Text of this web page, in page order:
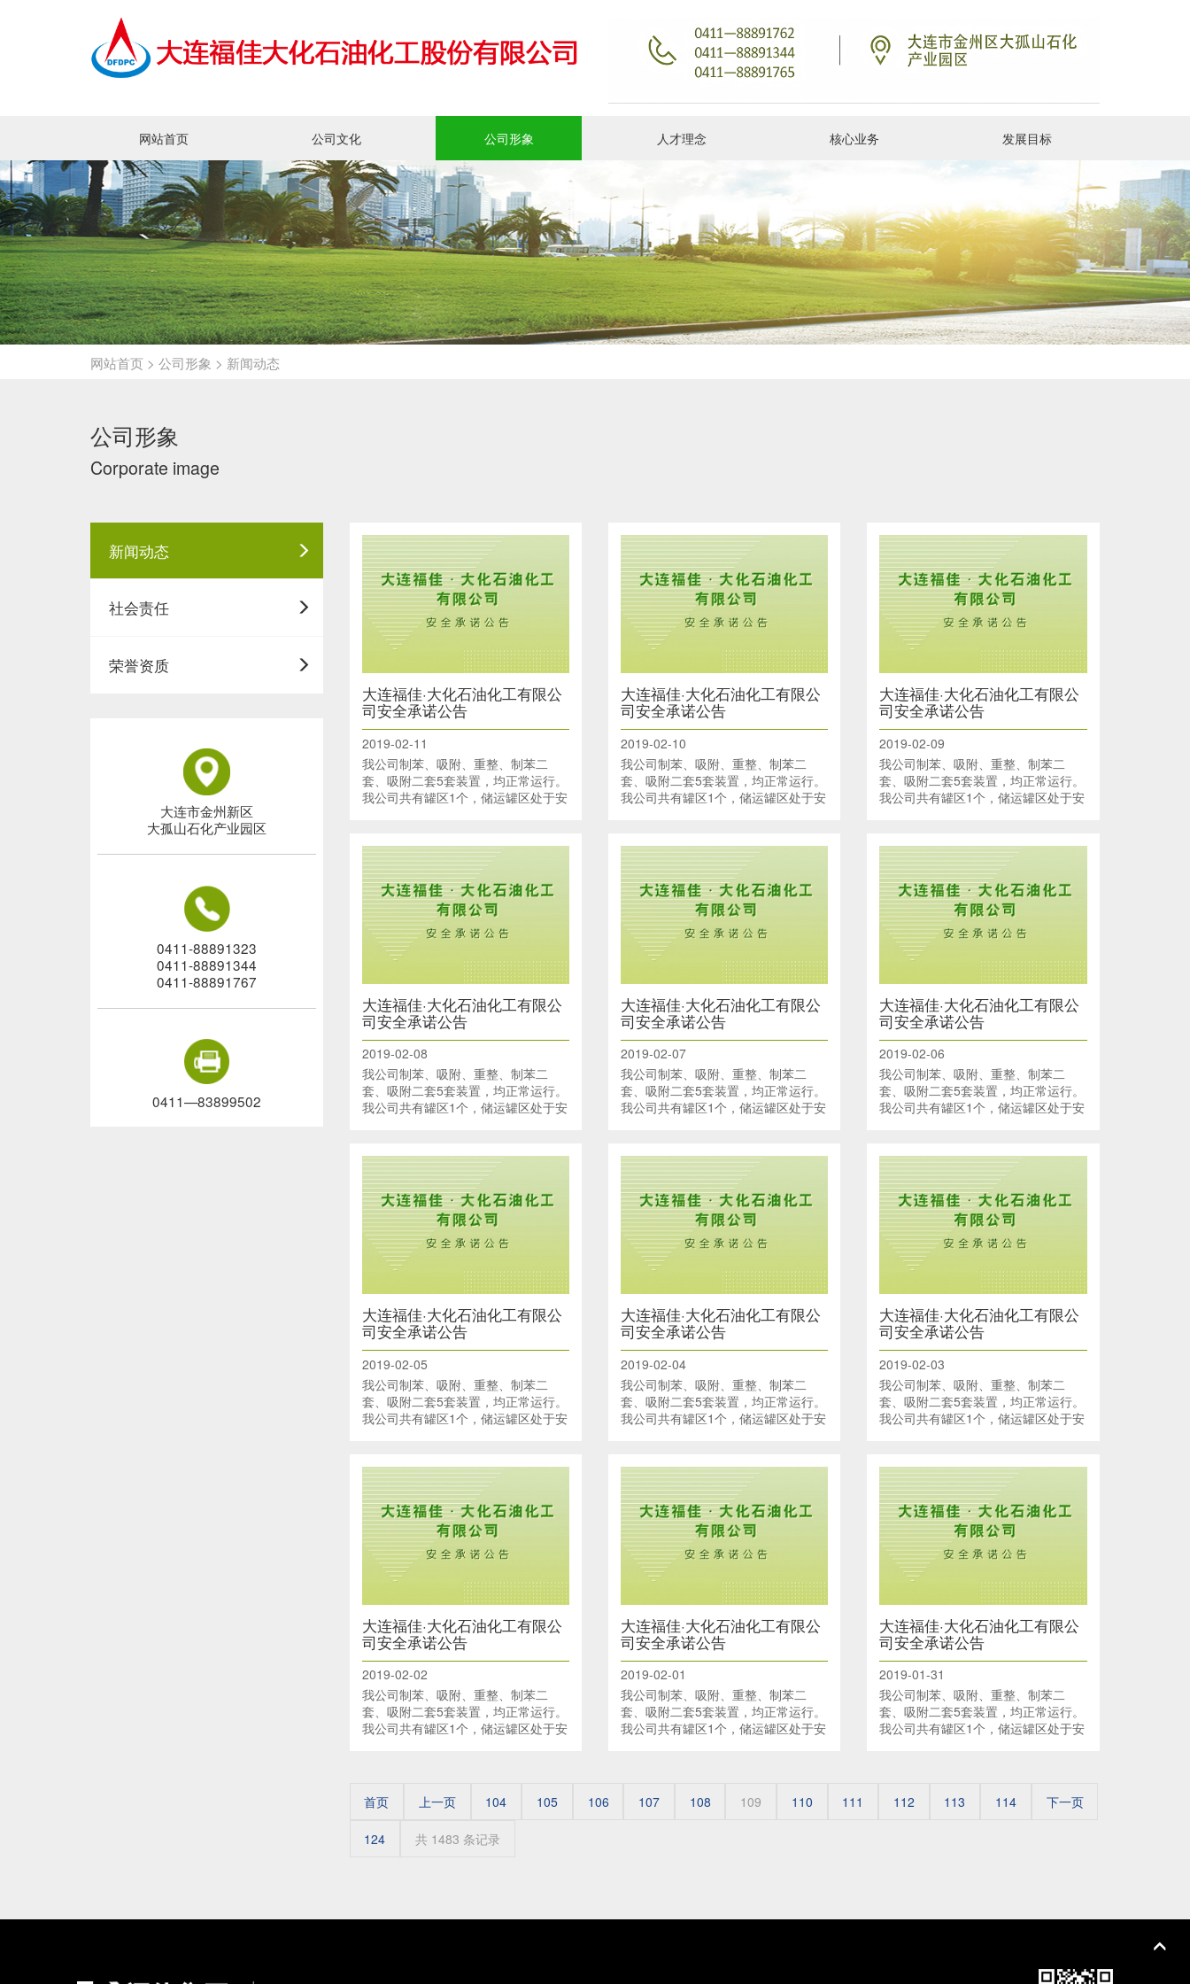
网站首页 公司文化
企业理念
企业愿景
员工活动
品牌宣传
公司形象
新闻动态
社会责任
荣誉资质
人才理念
联系我们
核心业务
项目概况
发展目标
集团动态
合作共赢
网站首页 > 公司形象 > 新闻动态
公司形象
Corporate image
新闻动态
社会责任
荣誉资质
大连市金州新区
大孤山石化产业园区
0411-88891323
0411-88891344
0411-88891767
0411—83899502
大连福佳·大化石油化工有限公
司安全承诺公告
2019-02-11
我公司制苯、吸附、重整、制苯二
套、吸附二套5套装置，均正常运行。
我公司共有罐区1个，储运罐区处于安
大连福佳·大化石油化工有限公
司安全承诺公告
2019-02-10
我公司制苯、吸附、重整、制苯二
套、吸附二套5套装置，均正常运行。
我公司共有罐区1个，储运罐区处于安
大连福佳·大化石油化工有限公
司安全承诺公告
2019-02-09
我公司制苯、吸附、重整、制苯二
套、吸附二套5套装置，均正常运行。
我公司共有罐区1个，储运罐区处于安
大连福佳·大化石油化工有限公
司安全承诺公告
2019-02-08
我公司制苯、吸附、重整、制苯二
套、吸附二套5套装置，均正常运行。
我公司共有罐区1个，储运罐区处于安
大连福佳·大化石油化工有限公
司安全承诺公告
2019-02-07
我公司制苯、吸附、重整、制苯二
套、吸附二套5套装置，均正常运行。
我公司共有罐区1个，储运罐区处于安
大连福佳·大化石油化工有限公
司安全承诺公告
2019-02-06
我公司制苯、吸附、重整、制苯二
套、吸附二套5套装置，均正常运行。
我公司共有罐区1个，储运罐区处于安
大连福佳·大化石油化工有限公
司安全承诺公告
2019-02-05
我公司制苯、吸附、重整、制苯二
套、吸附二套5套装置，均正常运行。
我公司共有罐区1个，储运罐区处于安
大连福佳·大化石油化工有限公
司安全承诺公告
2019-02-04
我公司制苯、吸附、重整、制苯二
套、吸附二套5套装置，均正常运行。
我公司共有罐区1个，储运罐区处于安
大连福佳·大化石油化工有限公
司安全承诺公告
2019-02-03
我公司制苯、吸附、重整、制苯二
套、吸附二套5套装置，均正常运行。
我公司共有罐区1个，储运罐区处于安
大连福佳·大化石油化工有限公
司安全承诺公告
2019-02-02
我公司制苯、吸附、重整、制苯二
套、吸附二套5套装置，均正常运行。
我公司共有罐区1个，储运罐区处于安
大连福佳·大化石油化工有限公
司安全承诺公告
2019-02-01
我公司制苯、吸附、重整、制苯二
套、吸附二套5套装置，均正常运行。
我公司共有罐区1个，储运罐区处于安
大连福佳·大化石油化工有限公
司安全承诺公告
2019-01-31
我公司制苯、吸附、重整、制苯二
套、吸附二套5套装置，均正常运行。
我公司共有罐区1个，储运罐区处于安
首页 上一页 104 105 106 107 108 109 110 111 112 113 114 下一页
124 共 1483 条记录